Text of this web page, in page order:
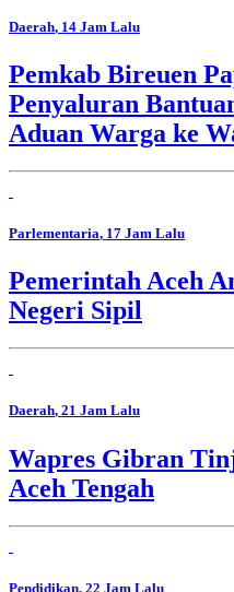
Daerah, 14 Jam Lalu
Pemkab Bireuen
Penyaluran
Aduan Warga ke
Parlementaria, 17 Jam Lalu
Pemerintah Aceh
Negeri Sipil
Daerah, 21 Jam Lalu
Wapres Gibran
Aceh Tengah
Pendidikan, 22 Jam Lalu